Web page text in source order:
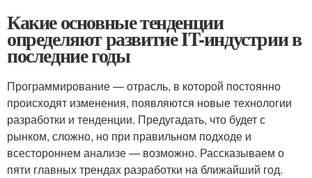
Какие основные тенденции
определяют развитие IT-индустрии в
последние годы
Программирование — отрасль, в которой постоянно
происходят изменения, появляются новые технологии
разработки и тенденции. Предугадать, что будет с
рынком, сложно, но при правильном подходе и
всестороннем анализе — возможно. Рассказываем о
пяти главных трендах разработки на ближайший год.